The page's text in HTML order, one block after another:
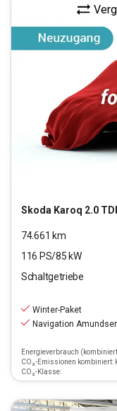
Skoda Karoq 2.0 TDI
74.661 km
116 PS/85 kW
Schaltgetriebe
Winter-Paket
Navigation
Energieverbrauch
CO₂-Emissionen kombiniert:
CO₂-Klasse: